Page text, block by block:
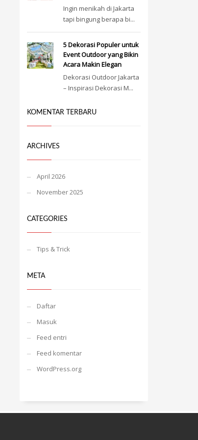
Ingin menikah di Jakarta
tapi bingung berapa bi...
5 Dekorasi Populer untuk
Event Outdoor yang Bikin
Acara Makin Elegan
Dekorasi Outdoor Jakarta
– Inspirasi Dekorasi M...
KOMENTAR TERBARU
ARCHIVES
April 2026
November 2025
CATEGORIES
Tips & Trick
META
Daftar
Masuk
Feed entri
Feed komentar
WordPress.org